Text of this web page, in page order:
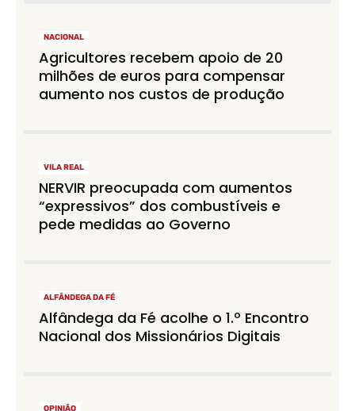
NACIONAL
Agricultores recebem apoio de 20
milhões de euros para compensar
aumento nos custos de produção
VILA REAL
NERVIR preocupada com aumentos
“expressivos” dos combustíveis e
pede medidas ao Governo
ALFÂNDEGA DA FÉ
Alfândega da Fé acolhe o 1.º Encontro
Nacional dos Missionários Digitais
OPINIÃO